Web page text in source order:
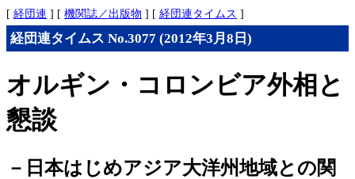
[ 経団連 ] [ 機関誌／出版物 ] [ 経団連タイムス ]
経団連タイムス No.3077 (2012年3月8日)
オルギン・コロンビア外相と
懇談
－日本はじめアジア大洋州地域との関